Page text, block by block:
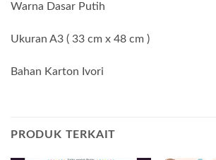
Warna Dasar Putih
Ukuran A3 ( 33 cm x 48 cm )
Bahan Karton Ivori
PRODUK TERKAIT